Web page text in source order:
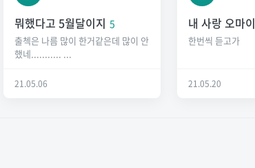
뭐했다고 5월달이지 5
출첵은 나름 많이 한거같은데 많이 안
했네........... ...
21.05.06
내 사랑 오마
한번씩 듣고가
21.05.20